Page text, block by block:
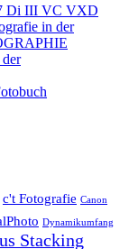
Di III VC VXD
in der
c't Fotografie Canon
Dynamikumfang
Stacking